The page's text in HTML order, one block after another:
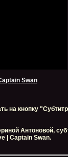
Swan
на кнопку
Антоновой,
| Captain Swan.